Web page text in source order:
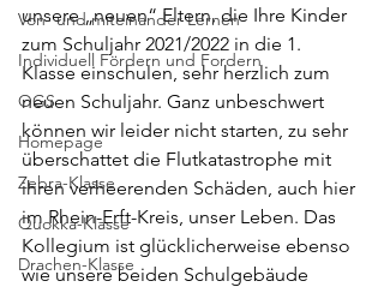
Von- und miteinander Lernen
Individuell Fördern und Fordern
OGS
Homepage
Zebra-Klasse
Quokka-Klasse
Drachen-Klasse
unsere „neuen“ Eltern, die Ihre Kinder
zum Schuljahr 2021/2022 in die 1.
Klasse einschulen, sehr herzlich zum
neuen Schuljahr. Ganz unbeschwert
können wir leider nicht starten, zu sehr
überschattet die Flutkatastrophe mit
ihren verheerenden Schäden, auch hier
im Rhein-Erft-Kreis, unser Leben. Das
Kollegium ist glücklicherweise ebenso
wie unsere beiden Schulgebäude